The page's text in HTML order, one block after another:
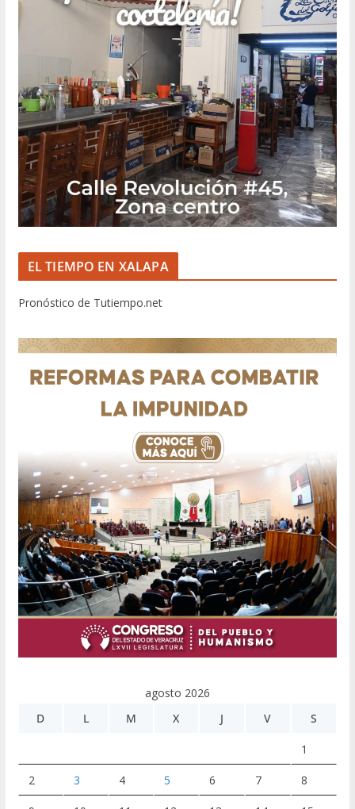
EL TIEMPO EN XALAPA
Pronóstico de Tutiempo.net
agosto 2026
D
L M X J V S
1
2 3 4 5 6 7 8